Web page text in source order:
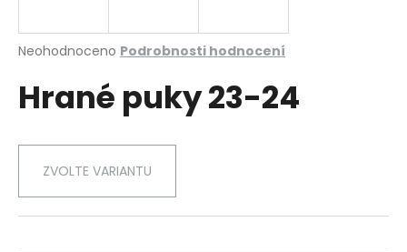
Průměrné
produktu
je
hvězdiček.
Neohodnoceno Podrobnosti hodnocení
Hrané puky 23-24
ZVOLTE VARIANTU
j
t
?